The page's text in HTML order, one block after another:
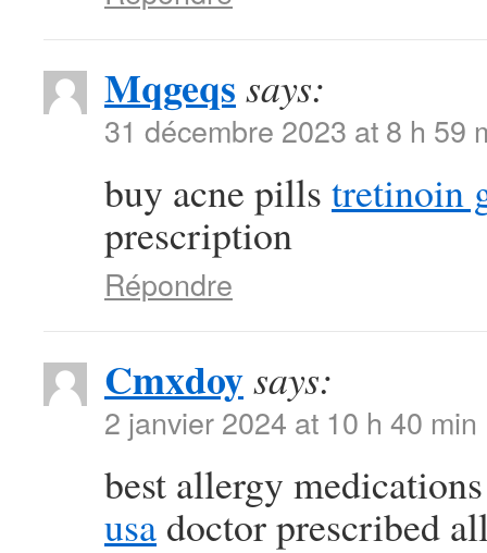
Mqgeqs says:
31 décembre 2023 at 8 h 59
buy acne pills tretinoin
prescription
Répondre
Cmxdoysays:
2 janvier 2024 at 10 h 40 min
best allergy
usa doctor prescribed